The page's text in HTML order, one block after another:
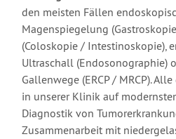
den meisten Fällen
Magenspiegelung
(Coloskopie / Intestinoskopie),
Ultraschall (Endosonographie)
Gallenwege (ERCP / MRCP).
in unserer Klinik auf
Diagnostik von
Zusammenarbeit mit